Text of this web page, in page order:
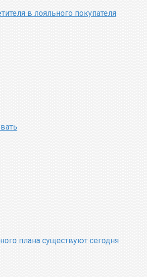
в лояльного покупателя
плана существуют сегодня